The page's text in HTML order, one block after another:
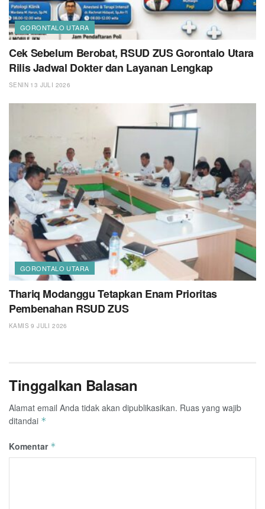
GORONTALO UTARA
Cek Sebelum Berobat, RSUD ZUS Gorontalo Utara
Rilis Jadwal Dokter dan Layanan Lengkap
SENIN 13 JULI 2026
GORONTALO UTARA
Thariq Modanggu Tetapkan Enam Prioritas
Pembenahan RSUD ZUS
KAMIS 9 JULI 2026
Tinggalkan Balasan
Alamat email Anda tidak akan dipublikasikan. Ruas yang wajib
ditandai *
Komentar *